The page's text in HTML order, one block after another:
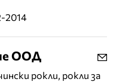
2014
ООД
рокли, рокли за